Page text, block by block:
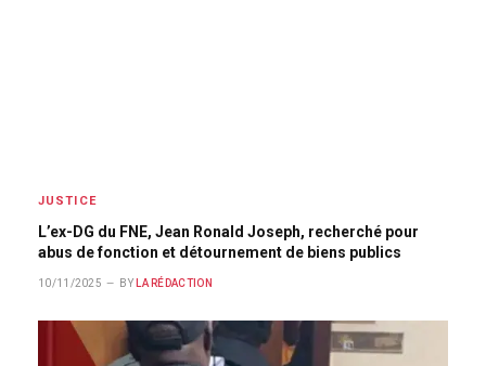
JUSTICE
L’ex-DG du FNE, Jean Ronald Joseph, recherché pour
abus de fonction et détournement de biens publics
10/11/2025 BY LA RÉDACTION